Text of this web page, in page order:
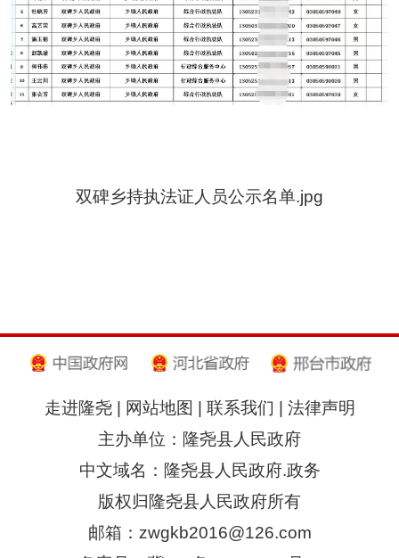
双碑乡持执法证人员公示名单.jpg
走进隆尧| 网站地图 联系我们
法律声明
主办单位：隆尧县人民政府
中文域名：隆尧县人民政府.政务
版权归隆尧县人民政府所有
邮箱：zwgkb2016@126.com